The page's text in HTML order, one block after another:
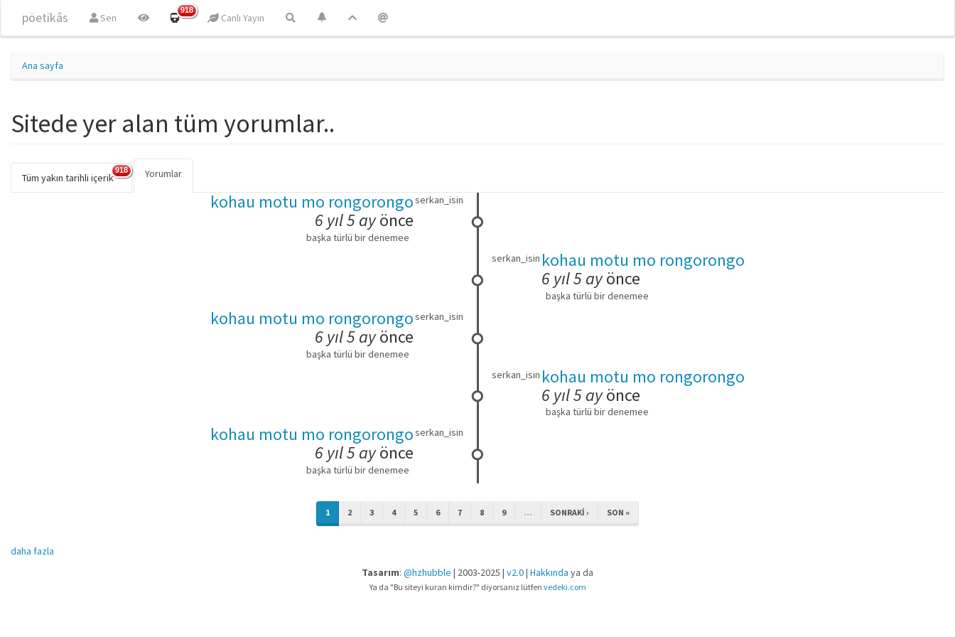
pöetikâs Sen
918
Canlı Yayın
Ana sayfa
Sitede yer alan tüm yorumlar..
Birincil sekmeler
Tüm yakın tarihli içerik
918 Yorumlar
serkan_isin
kohau motu mo rongorongo
6 yıl 5 ayönce
başka türlü bir denemee
serkan_isin kohau motu mo rongorongo
6 yıl 5 ayönce
başka türlü bir denemee
serkan_isin
kohau motu mo rongorongo
6 yıl 5 ayönce
başka türlü bir denemee
serkan_isin kohau motu mo rongorongo
6 yıl 5 ayönce
başka türlü bir denemee
serkan_isin
kohau motu mo rongorongo
6 yıl 5 ayönce
başka türlü bir denemee
1 2 3 4 5 6 7 8 9 … SONRAKI › SON »
daha fazla
Tasarım: @hzhubble | 2003-2025 | v2.0| Hakkında ya da
Ya da "Bu siteyi kuran kimdir?" diyorsanız lütfen vedeki.com